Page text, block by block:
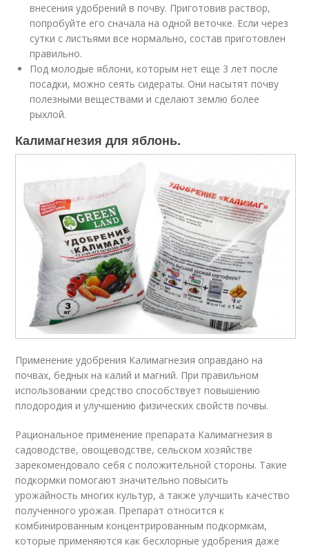
внесения удобрений в почву. Приготовив раствор,
попробуйте его сначала на одной веточке. Если через
сутки с листьями все нормально, состав приготовлен
правильно.
Под молодые яблони, которым нет еще 3 лет после
посадки, можно сеять сидераты. Они насытят почву
полезными веществами и сделают землю более
рыхлой.
Калимагнезия для яблонь.
Применение удобрения Калимагнезия оправдано на
почвах, бедных на калий и магний. При правильном
использовании средство способствует повышению
плодородия и улучшению физических свойств почвы.
Рациональное применение препарата Калимагнезия в
садоводстве, овощеводстве, сельском хозяйстве
зарекомендовало себя с положительной стороны. Такие
подкормки помогают значительно повысить
урожайность многих культур, а также улучшить качество
полученного урожая. Препарат относится к
комбинированным концентрированным подкормкам,
которые применяются как бесхлорные удобрения даже